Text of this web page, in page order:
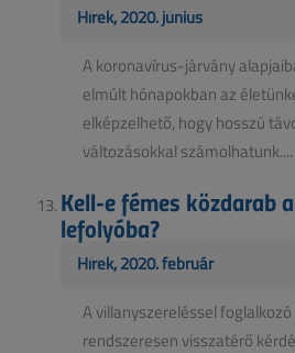
Hírek, 2020. június
A koronavírus-járvány
elmúlt hónapokban az
elképzelhető, hogy hosszú
változásokkal számolhatunk....
Kell-e fémes közdarab
lefolyóba?
Hírek, 2020. február
A villanyszereléssel
rendszeresen visszatérő